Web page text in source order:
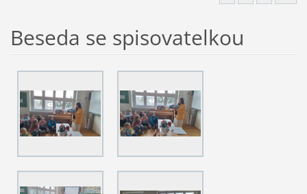
Beseda se spisovatelkou